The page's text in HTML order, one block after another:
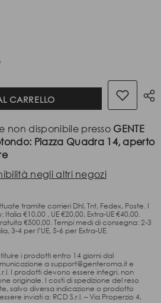
CARRELLO
non disponibile presso GENTE
Piazza Quadra 14, aperto
negli altri negozi
tramite corrieri Dhl, Tnt, Fedex, Poste. I
€10,00 , UE €20,00, Extra-UE €40,00.
€500,00. Tempi medi di consegna: 2-3
3-4 per l’UE, 5-6 per Extra-UE.
i prodotti entro 14 giorni dal
a support@genteroma.it e
I prodotti devono essere integri, non
originale. I costi di spedizione del reso
salvo diversa indicazione o prodotto
inviati a: RCD S.r.l. – Via Properzio 4,